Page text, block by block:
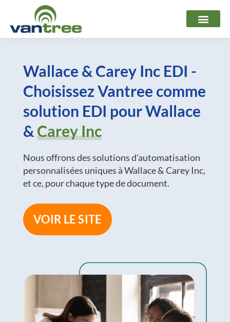
contenu
Wallace & Carey Inc EDI -
Choisissez Vantree comme
solution EDI pour Wallace
& Carey Inc
Nous offrons des solutions d'automatisation
personnalisées uniques à Wallace & Carey Inc,
et ce, pour chaque type de document.
VOIR LE SITE